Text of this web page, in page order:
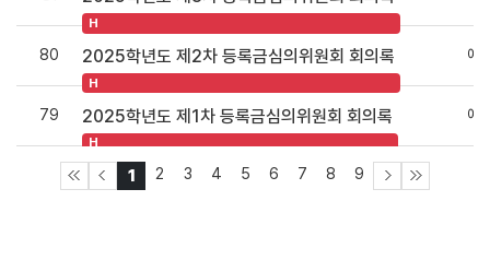
H
80 2025학년도 제2차 등록금심의위원회 회의록
H
예
79 2025학년도 제1차 등록금심의위원회 회의록
H
예
1 2 3 4 5 6 7 8 9